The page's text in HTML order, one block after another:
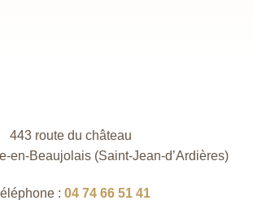
443 route du château
en-Beaujolais (Saint‑Jean‑d’Ardières)
: 04 74 66 51 41